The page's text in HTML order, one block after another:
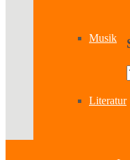
Musik
Literatur